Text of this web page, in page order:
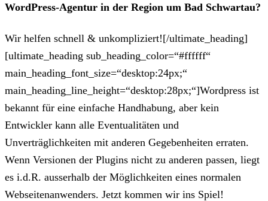
WordPress-Agentur in der Region um Bad Schwartau?
Wir helfen schnell & unkompliziert![/ultimate_heading]
[ultimate_heading sub_heading_color=“#ffffff“
main_heading_font_size=“desktop:24px;“
main_heading_line_height=“desktop:28px;“]Wordpress ist
bekannt für eine einfache Handhabung, aber kein
Entwickler kann alle Eventualitäten und
Unverträglichkeiten mit anderen Gegebenheiten erraten.
Wenn Versionen der Plugins nicht zu anderen passen, liegt
es i.d.R. ausserhalb der Möglichkeiten eines normalen
Webseitenanwenders. Jetzt kommen wir ins Spiel!